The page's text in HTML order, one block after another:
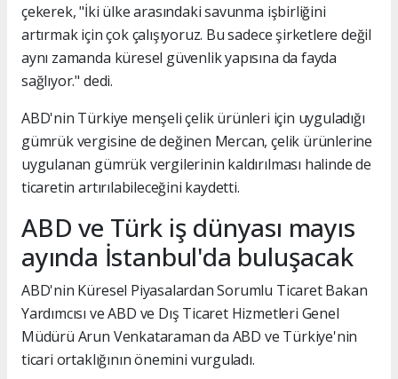
çekerek, "İki ülke arasındaki savunma işbirliğini
artırmak için çok çalışıyoruz. Bu sadece şirketlere değil
aynı zamanda küresel güvenlik yapısına da fayda
sağlıyor." dedi.
ABD'nin Türkiye menşeli çelik ürünleri için uyguladığı
gümrük vergisine de değinen Mercan, çelik ürünlerine
uygulanan gümrük vergilerinin kaldırılması halinde de
ticaretin artırılabileceğini kaydetti.
ABD ve Türk iş dünyası mayıs
ayında İstanbul'da buluşacak
ABD'nin Küresel Piyasalardan Sorumlu Ticaret Bakan
Yardımcısı ve ABD ve Dış Ticaret Hizmetleri Genel
Müdürü Arun Venkataraman da ABD ve Türkiye'nin
ticari ortaklığının önemini vurguladı.